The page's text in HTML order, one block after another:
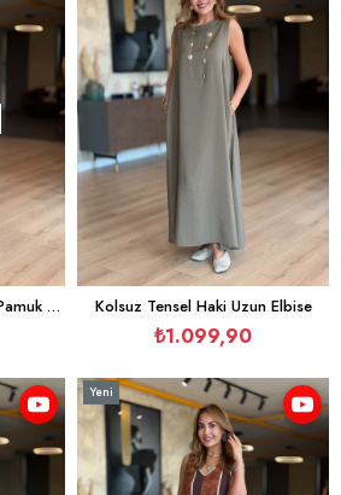
Polo Yaka Siyah Oversize Pamuk Elbise Kolsuz Tensel Haki Uzun Elbise
₺1.099,90
Yeni
Ürün